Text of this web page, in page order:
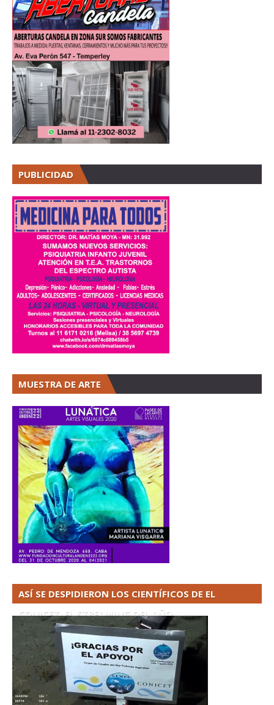
PUBLICIDAD
MUESTRA DE ARTE
ASÍ SE DESPIDIERON LOS CIENTÍFICOS DE EL
CONICET. EL STREAMING DEL AÑO